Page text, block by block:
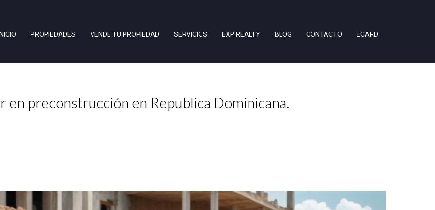
PROPIEDADES VENDE TU PROPIEDAD SERVICIOS EXP REALTY BLOG CONTACTO ECARD
en preconstrucción en Republica Dominicana.